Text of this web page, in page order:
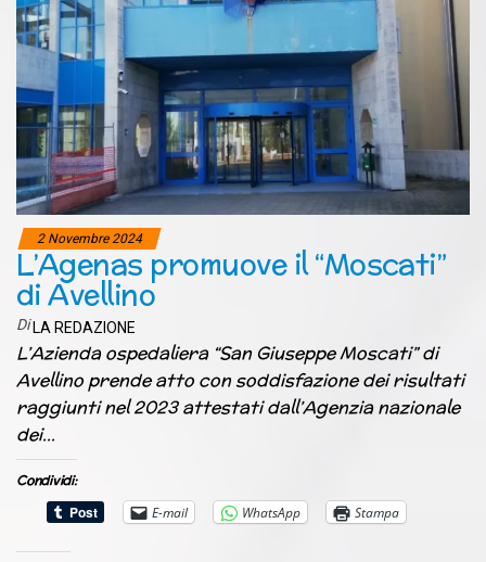
2 Novembre 2024
L’Agenas promuove il “Moscati”
di Avellino
Di LA REDAZIONE
L’Azienda ospedaliera “San Giuseppe Moscati” di
Avellino prende atto con soddisfazione dei risultati
raggiunti nel 2023 attestati dall’Agenzia nazionale
dei…
Condividi:
E-mail
WhatsApp Stampa